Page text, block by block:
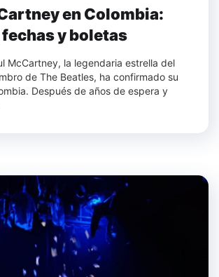
en Colombia:
y boletas
McCartney, la legendaria estrella del
de The Beatles, ha confirmado su
Después de años de espera y